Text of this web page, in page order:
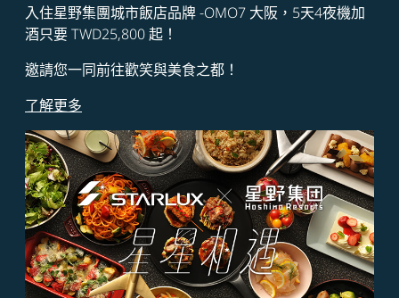
入住星野集團城市飯店品牌 -OMO7 大阪，5天4夜機加
酒只要 TWD25,800 起！
邀請您一同前往歡笑與美食之都！
了解更多